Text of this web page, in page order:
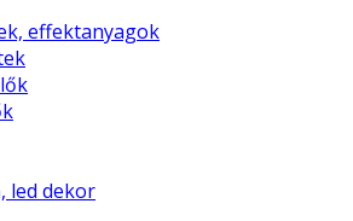
effektanyagok
led dekor